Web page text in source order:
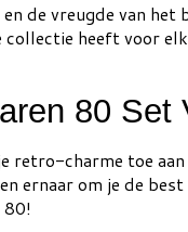
de vreugde van
collectie heeft voor
80 Set
retro-charme toe
ernaar om je de
80!